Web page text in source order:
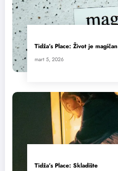
Tidža’s Place: Život je magičan
mart 5, 2026
Tidža’s Place: Skladište